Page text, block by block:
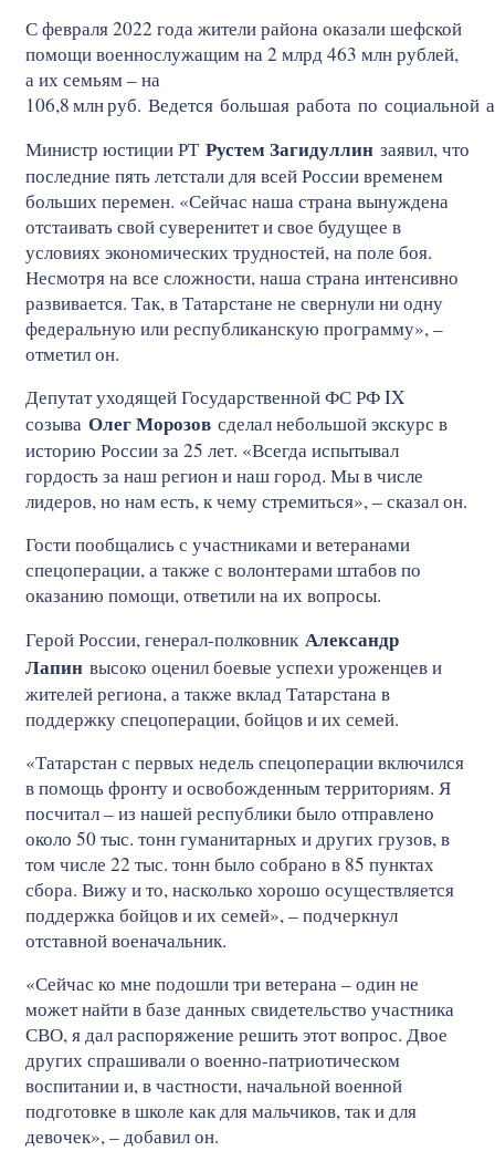
С февраля 2022 года жители района оказали шефской
помощи военнослужащим на 2 млрд 463 млн рублей,
а их семьям – на
106,8млнруб. Ведется большая работа по
Министр юстиции РТ Рустем Загидуллин заявил, что
последние пять летстали для всей России временем
больших перемен. «Сейчас наша страна вынуждена
отстаивать свой суверенитет и свое будущее в
условиях экономических трудностей, на поле боя.
Несмотря на все сложности, наша страна интенсивно
развивается. Так, в Татарстане не свернули ни одну
федеральную или республиканскую программу», –
отметил он.
Депутат уходящей Государственной ФС РФ IX
созыва Олег Морозов сделал небольшой экскурс в
историю России за 25 лет. «Всегда испытывал
гордость за наш регион и наш город. Мы в числе
лидеров, но нам есть, к чему стремиться», – сказал он.
Гости пообщались с участниками и ветеранами
спецоперации, а также с волонтерами штабов по
оказанию помощи, ответили на их вопросы.
Герой России, генерал-полковник Александр
Лапин высоко оценил боевые успехи уроженцев и
жителей региона, а также вклад Татарстана в
поддержку спецоперации, бойцов и их семей.
«Татарстан с первых недель спецоперации включился
в помощь фронту и освобожденным территориям. Я
посчитал – из нашей республики было отправлено
около 50 тыс. тонн гуманитарных и других грузов, в
том числе 22 тыс. тонн было собрано в 85 пунктах
сбора. Вижу и то, насколько хорошо осуществляется
поддержка бойцов и их семей», – подчеркнул
отставной военачальник.
«Сейчас ко мне подошли три ветерана – один не
может найти в базе данных свидетельство участника
СВО, я дал распоряжение решить этот вопрос. Двое
других спрашивали о военно-патриотическом
воспитании и, в частности, начальной военной
подготовке в школе как для мальчиков, так и для
девочек», – добавил он.